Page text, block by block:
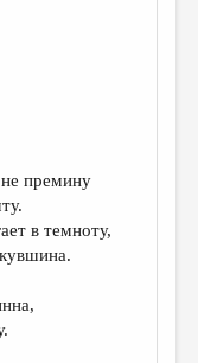
премину
в темноту,